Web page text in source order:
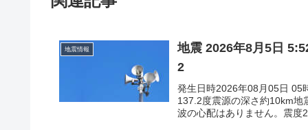
地震情報
地震 2026年8月5日
2
発生日時2026年08月05日 05
137.2度震源の深さ約10km地
波の心配はありません。震度